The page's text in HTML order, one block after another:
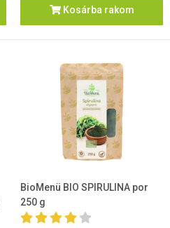
Kosárba rakom
BioMenü BIO SPIRULINA por
250 g